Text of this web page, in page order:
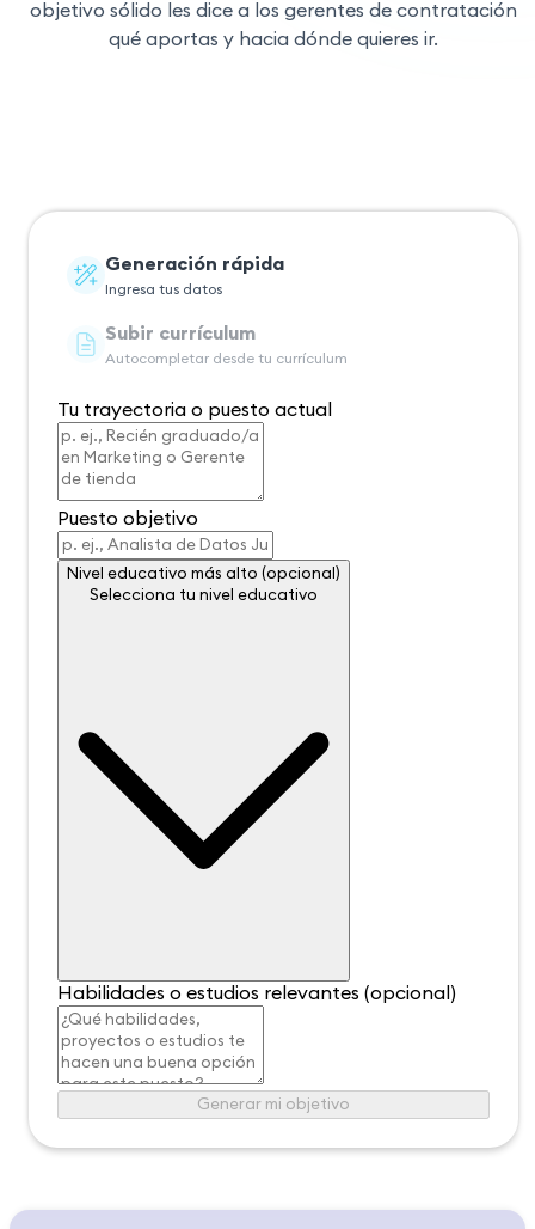
objetivo sólido les dice a los gerentes de contratación
qué aportas y hacia dónde quieres ir.
Generación rápida
Ingresa tus datos
Subir currículum
Autocompletar desde tu currículum
Tu trayectoria o puesto actual
Puesto objetivo
Nivel educativo más alto (opcional)
Nivel educativo más alto (opcional)
Selecciona tu nivel educativo
Habilidades o estudios relevantes (opcional)
Generar mi objetivo